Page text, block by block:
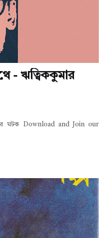
- ঋত্বিককুমার
ঘটক Download and Join our